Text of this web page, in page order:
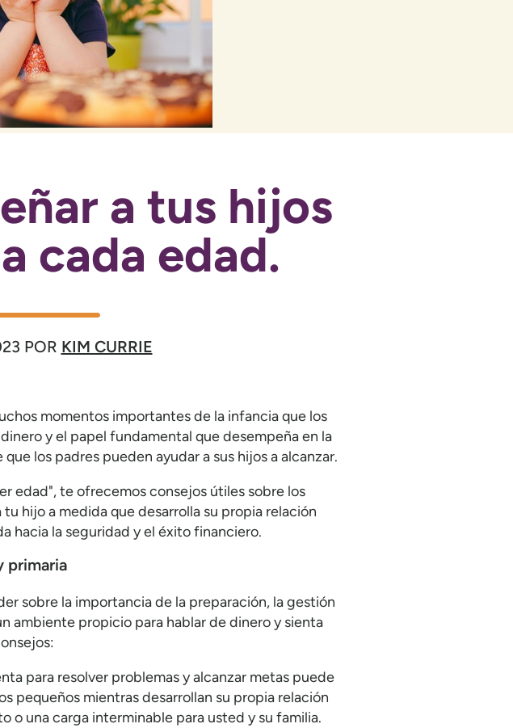
a tus hijos
cada edad.
POR KIM CURRIE
momentos importantes de la infancia que los
y el papel fundamental que desempeña en la
los padres pueden ayudar a sus hijos a alcanzar.
edad", te ofrecemos consejos útiles sobre los
hijo a medida que desarrolla su propia relación
hacia la seguridad y el éxito financiero.
primaria
sobre la importancia de la preparación, la gestión
ambiente propicio para hablar de dinero y sienta
para resolver problemas y alcanzar metas puede
pequeños mientras desarrollan su propia relación
o una carga interminable para usted y su familia.